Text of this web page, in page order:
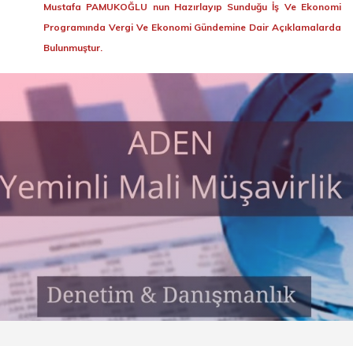
Mustafa PAMUKOĞLU nun Hazırlayıp Sunduğu İş Ve Ekonomi
Programında Vergi Ve Ekonomi Gündemine Dair Açıklamalarda
Bulunmuştur.